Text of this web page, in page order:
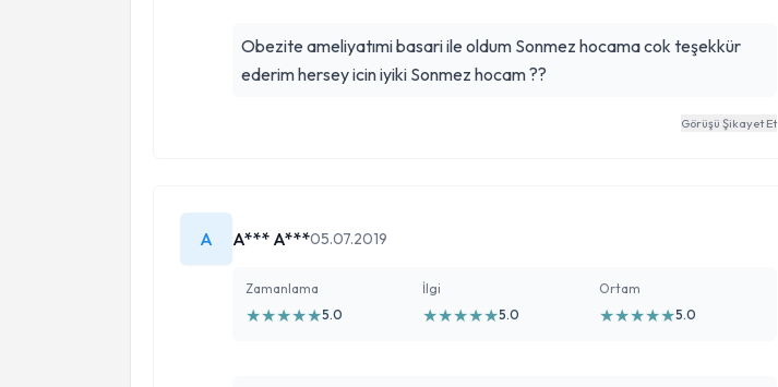
Obezite ameliyatımi basari ile oldum Sonmez hocama cok teşekkür
ederim hersey icin iyiki Sonmez hocam ??
Görüşü Şikayet Et
A A*** A***05.07.2019
Zamanlama
★★★★★5.0
İlgi
★★★★★5.0
Ortam
★★★★★5.0